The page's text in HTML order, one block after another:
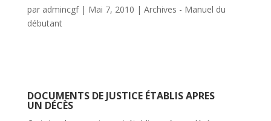
par admincgf| Mai 7, 2010 | Archives - Manuel du
débutant
DOCUMENTS DE JUSTICE ÉTABLIS APRES
UN DÉCÈS